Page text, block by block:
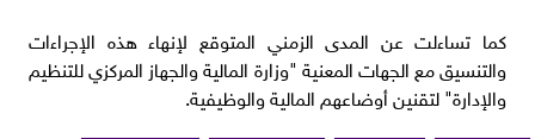
كما تساءلت عن المدى الزمني المتوقع لإنهاء هذه الإجراءات
والتنسيق مع الجهات المعنية "وزارة المالية والجهاز المركزي للتنظيم
والإدارة" لتقنين أوضاعهم المالية والوظيفية.